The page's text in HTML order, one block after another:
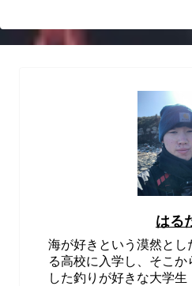
はる
海が好きという漠然とし
る高校に入学し、そこ
した釣りが好きな大学生